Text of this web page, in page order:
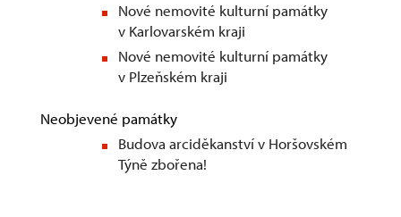
Nové nemovité kulturní památky
v Karlovarském kraji
Nové nemovité kulturní památky
v Plzeňském kraji
Neobjevené památky
Budova arciděkanství v Horšovském
Týně zbořena!